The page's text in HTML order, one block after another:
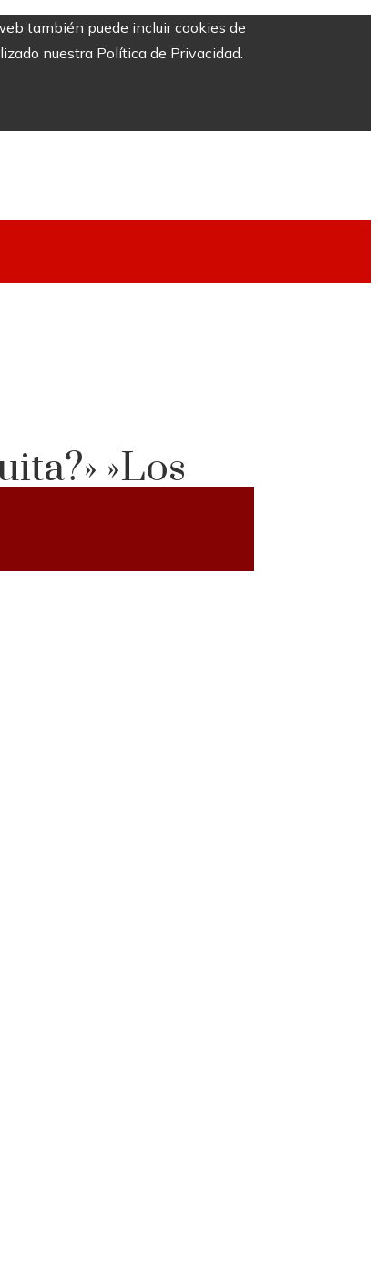
también puede incluir cookies de
nuestra Política de Privacidad.
»Los